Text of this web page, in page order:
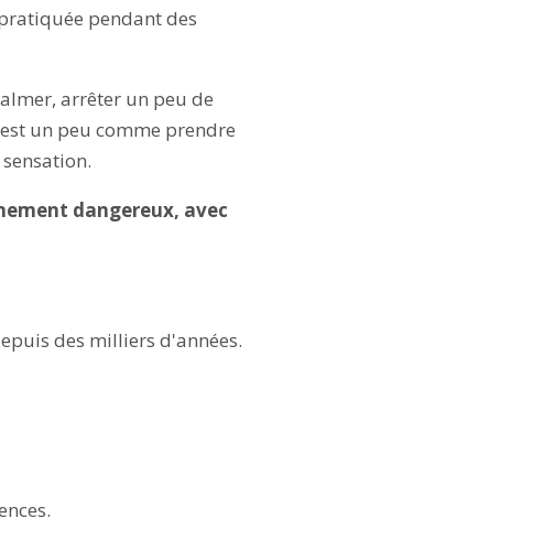
pendant des
arrêter un peu de
un peu comme prendre
dangereux, avec
des milliers d'années.